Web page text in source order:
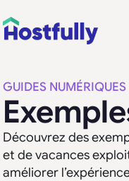
GUIDES NUMÉRIQUES
Découvrez des
et de vacances
améliorer